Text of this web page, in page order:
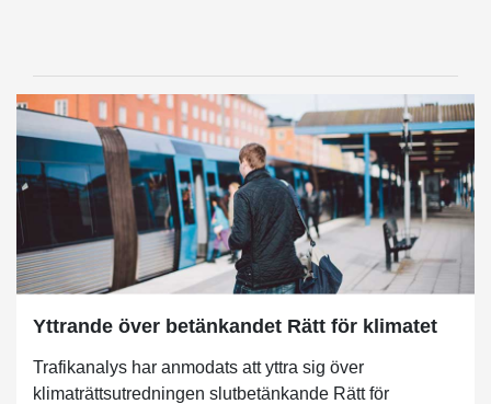
Yttrande över betänkandet Rätt för klimatet
Trafikanalys har anmodats att yttra sig över
klimaträttsutredningen slutbetänkande Rätt för